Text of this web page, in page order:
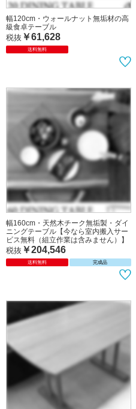
送料無料
幅120cm・ウォールナット無垢材の高
級食卓テーブル
税抜￥61,628
送料無料
幅160cm・天然木チーク無垢製・ダイ
ニングテーブル【今なら室内搬入サー
ビス無料（組立作業は含みません）】
￥204,546